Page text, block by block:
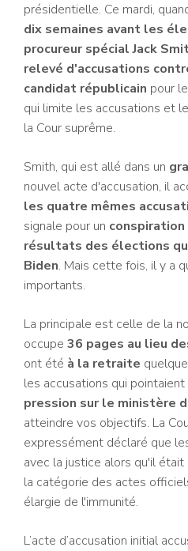
présidentielle. Ce mardi,
dix semaines avant les
procureur spécial Jack
relevé d'accusations
candidat républicain pour
qui limite les accusations et
la Cour suprême.
Smith, qui est allé dans un
nouvel acte d'accusation, il
les quatre mêmes
signale pour un conspiration
résultats des élections
Biden. Mais cette fois, il y a
importants.
La principale est celle de la
occupe 36 pages au lieu
ont été à la retraite
les accusations qui
pression sur le ministère
atteindre vos objectifs. La
expressément déclaré que
avec la justice alors qu'il
la catégorie des actes
élargie de l'immunité.
L’acte d’accusation initial